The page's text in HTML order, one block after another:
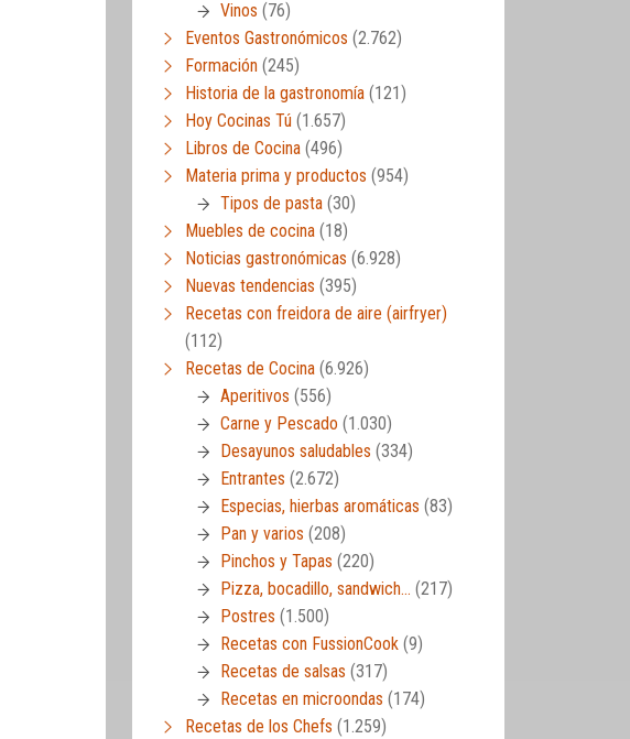
Vinos (76)
Eventos Gastronómicos (2.762)
Formación (245)
Historia de la gastronomía (121)
Hoy Cocinas Tú (1.657)
Libros de Cocina (496)
Materia prima y productos (954)
Tipos de pasta (30)
Muebles de cocina (18)
Noticias gastronómicas (6.928)
Nuevas tendencias (395)
Recetas con freidora de aire (airfryer)
(112)
Recetas de Cocina (6.926)
Aperitivos (556)
Carne y Pescado (1.030)
Desayunos saludables (334)
Entrantes (2.672)
Especias, hierbas aromáticas (83)
Pan y varios (208)
Pinchos y Tapas (220)
Pizza, bocadillo, sandwich… (217)
Postres (1.500)
Recetas con FussionCook (9)
Recetas de salsas (317)
Recetas en microondas (174)
Recetas de los Chefs (1.259)